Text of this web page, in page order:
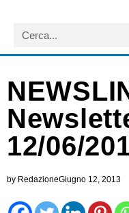
12/06/
by RedazioneGiugno 12, 2013